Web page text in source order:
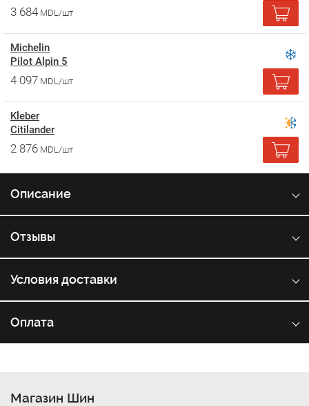
3 684 MDL/шт
Michelin
Pilot Alpin 5
4 097 MDL/шт
Kleber
Citilander
2 876 MDL/шт
Описание
Отзывы
Условия доставки
Оплата
Магазин Шин